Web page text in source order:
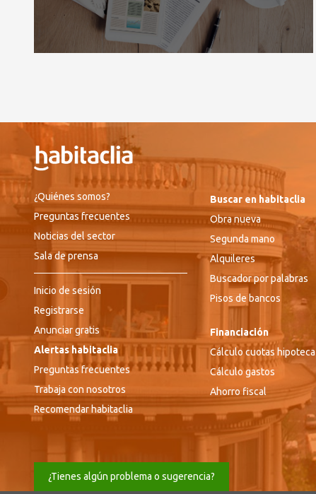
¿Quiénes somos?
Preguntas frecuentes
Noticias del sector
Sala de prensa
Inicio de sesión
Registrarse
Anunciar gratis
Alertas habitaclia
Preguntas frecuentes
Trabaja con nosotros
Recomendar habitaclia
Buscar en habitaclia
Obra nueva
Segunda mano
Alquileres
Buscador por palabras
Pisos de bancos
Financiación
Cálculo cuotas hipoteca
Cálculo gastos
Ahorro fiscal
¿Tienes algún problema o sugerencia?